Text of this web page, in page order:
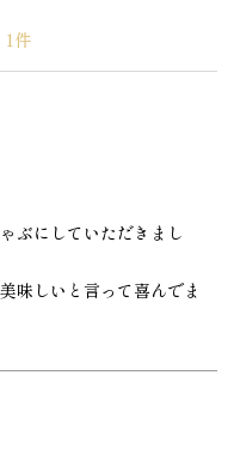
1
ぶにしていただきまし
味しいと言って喜んでま